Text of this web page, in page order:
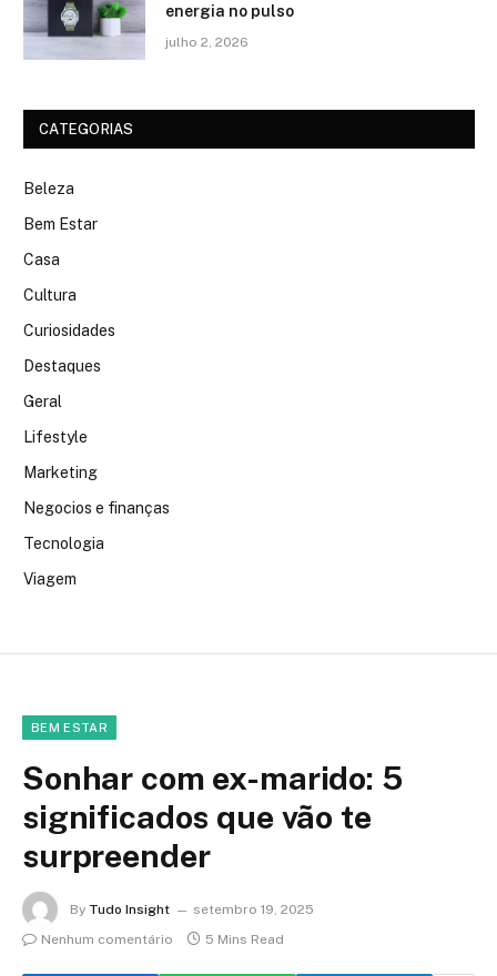
energia no pulso
julho 2, 2026
CATEGORIAS
Beleza
Bem Estar
Casa
Cultura
Curiosidades
Destaques
Geral
Lifestyle
Marketing
Negocios e finanças
Tecnologia
Viagem
BEM ESTAR
Sonhar com ex-marido: 5
significados que vão te
surpreender
By Tudo Insight
setembro 19, 2025
Nenhum comentário
5 Mins Read